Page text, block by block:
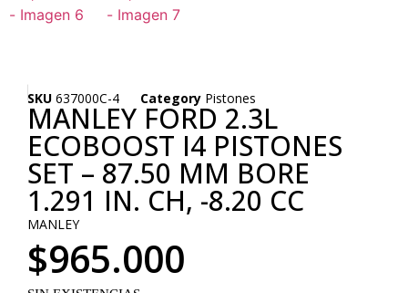
SKU 637000C-4 Category Pistones
MANLEY FORD 2.3L
ECOBOOST I4 PISTONES
SET – 87.50 MM BORE
1.291 IN. CH, -8.20 CC
MANLEY
$965.000